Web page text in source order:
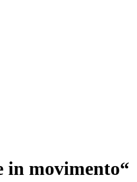
in movimento“